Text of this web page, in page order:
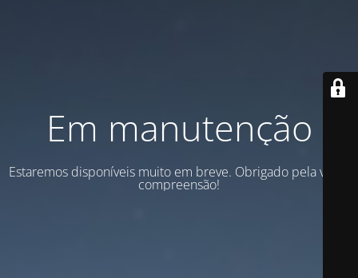
Em manutenção
Estaremos disponíveis muito em breve. Obrigado pela vossa
compreensão!